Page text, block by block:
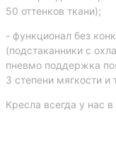
50 оттенков ткани);
- функционал без
(подстаканники с
пневмо поддержка
3 степени мягкости и
Кресла всегда у нас